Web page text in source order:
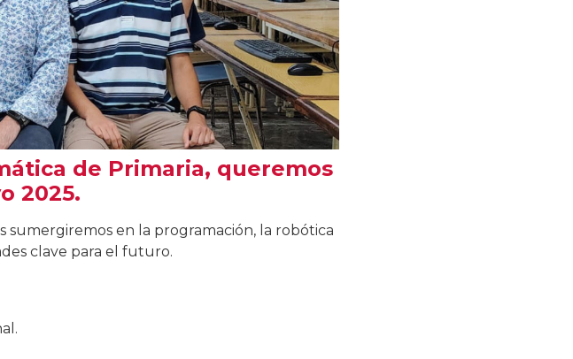
de Primaria, queremos
2025.
sumergiremos en la programación, la robótica
clave para el futuro.